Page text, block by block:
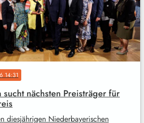
14:31
nächsten Preisträger für
diesjährigen Niederbayerischen